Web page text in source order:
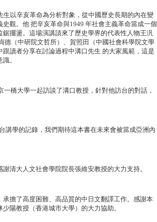
以辛亥革命為分析對象，從中國歷史長期的內在變
觀。他 把辛亥革命與1949 年社會主義革命當成一個
擺盪。這場演講請來了歷史學界的代表性人物王汎
（中研院文哲所）、賀照田（中國社會科學院文學
讀者分享在討論過程中溝口先生 的大家風範，這是
。
橋大學一起訪談了溝口教授，針對他訪台的對話，
講學的記錄，我們期待這本書在未來會被當成亞洲內
清大人文社會學院院長張維安教授的大力支持。
擔了高度困難、高品質的中日文翻譯工作。感謝本
陽教授（香港城市大學）的大力協助。